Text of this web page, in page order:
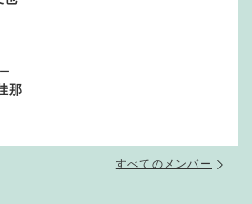
那
すべてのメンバー